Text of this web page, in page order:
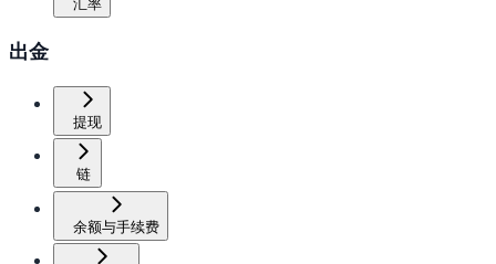
汇率
出金
提现
链
余额与手续费